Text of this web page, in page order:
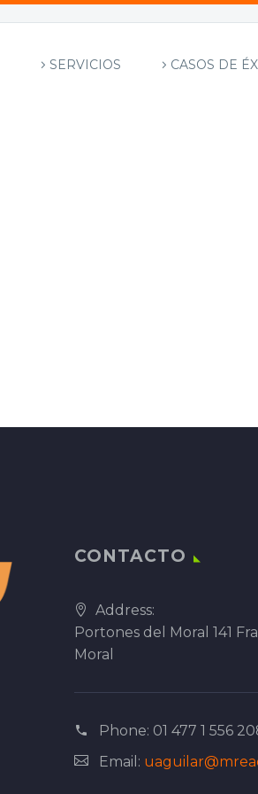
SERVICIOS CASOS DE
CONTACTO
Address:
Portones del Moral 141
Moral
Phone: 01 477 1 556
Email: